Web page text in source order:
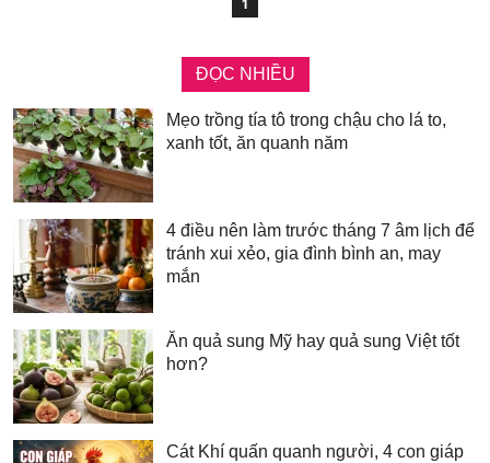
1
ĐỌC NHIỀU
Mẹo trồng tía tô trong chậu cho lá to,
xanh tốt, ăn quanh năm
4 điều nên làm trước tháng 7 âm lịch để
tránh xui xẻo, gia đình bình an, may
mắn
Ăn quả sung Mỹ hay quả sung Việt tốt
hơn?
Cát Khí quấn quanh người, 4 con giáp